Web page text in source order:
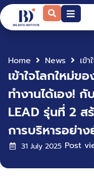
Home News
เข้าใจโลกใหม่
ทำงานได้เอง!
LEAD รุ่นที่ 2 ส
การบริหารอย่า
31 July 2025 Post